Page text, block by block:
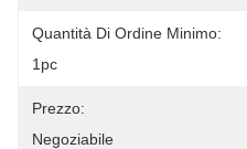
Quantità Di Ordine Minimo:
1pc
Prezzo:
Negoziabile